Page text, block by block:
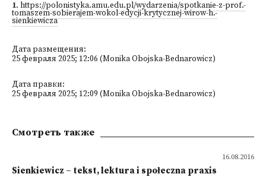
1. https://polonistyka.amu.edu.pl/wydarzenia/spotkanie-z-prof.-
tomaszem-sobierajem-wokol-edycji-krytycznej-wirow-h.-
sienkiewicza
Дата размещения:
25 февраля 2025; 12:06 (Monika Obojska-Bednarowicz)
Дата правки:
25 февраля 2025; 12:09 (Monika Obojska-Bednarowicz)
Смотреть также
16.08.2016
Sienkiewicz – tekst, lektura i społeczna praxis